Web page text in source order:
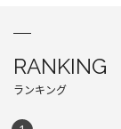
RANKING
ランキング